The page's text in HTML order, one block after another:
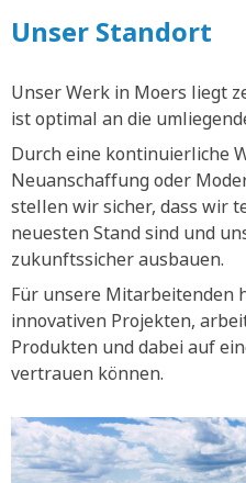
Unser Standort
Unser Werk in Moers liegt
ist optimal an die
Durch eine kontinuierliche
Neuanschaffung oder
stellen wir sicher, dass wir
neuesten Stand sind und
zukunftssicher ausbauen.
Für unsere Mitarbeitenden
innovativen Projekten,
Produkten und dabei auf
vertrauen können.